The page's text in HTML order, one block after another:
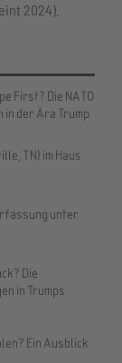
2024).
First? Die NATO
der Ära Trump
TN) im Haus
unter
Die
in Trumps
Ein Ausblick